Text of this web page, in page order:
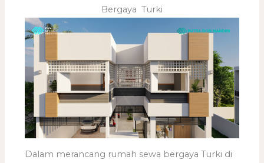
Bergaya Turki
Dalam merancang rumah sewa bergaya Turki di